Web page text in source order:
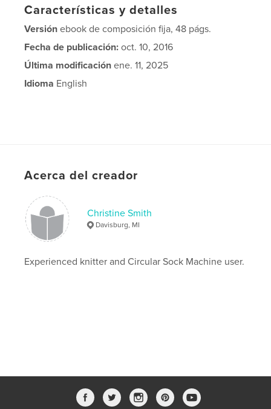
Características y detalles
Versión ebook de composición fija, 48 págs.
Fecha de publicación: oct. 10, 2016
Última modificación ene. 11, 2025
Idioma English
Acerca del creador
Christine Smith
Davisburg, MI
Experienced knitter and Circular Sock Machine user.